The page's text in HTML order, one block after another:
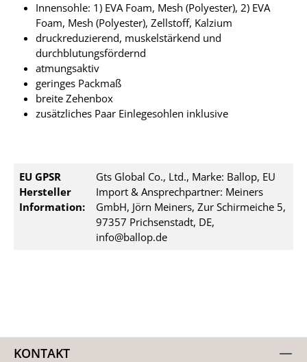
Innensohle: 1) EVA Foam, Mesh (Polyester), 2) EVA
Foam, Mesh (Polyester), Zellstoff, Kalzium
druckreduzierend, muskelstärkend und
durchblutungsfördernd
atmungsaktiv
geringes Packmaß
breite Zehenbox
zusätzliches Paar Einlegesohlen inklusive
EU GPSR
Hersteller
Information:
Gts Global Co., Ltd., Marke: Ballop, EU
Import & Ansprechpartner: Meiners
GmbH, Jörn Meiners, Zur Schirmeiche 5,
97357 Prichsenstadt, DE,
info@ballop.de
KONTAKT